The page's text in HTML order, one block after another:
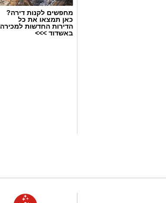
מחפשים לקנות דירה?
כאן תמצאו את כל
הדירות החדשות למכירה
באשדוד >>>